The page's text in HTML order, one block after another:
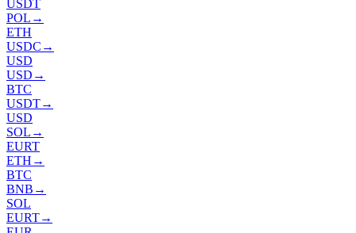
USDT
POL →
ETH
USDC →
USD
USD →
BTC
USDT→
USD
SOL →
EURT
ETH →
BTC
BNB →
SOL
EURT→